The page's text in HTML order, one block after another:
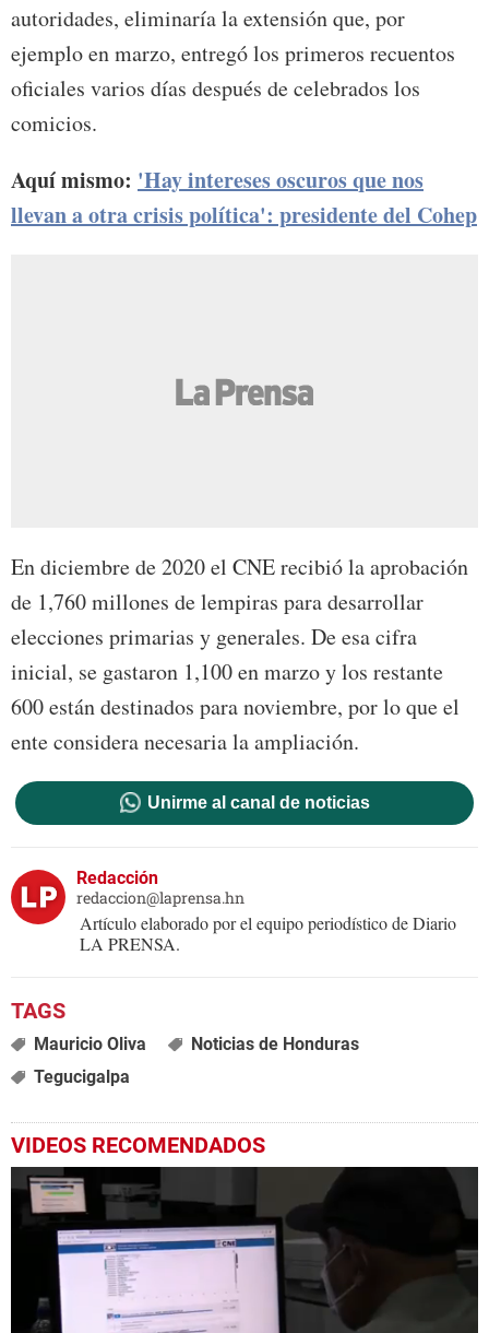
autoridades, eliminaría la extensión que, por
ejemplo en marzo, entregó los primeros recuentos
oficiales varios días después de celebrados los
comicios.
Aquí mismo: 'Hay intereses oscuros que nos
llevan a otra crisis política': presidente del Cohep
En diciembre de 2020 el CNE recibió la aprobación
de 1,760 millones de lempiras para desarrollar
elecciones primarias y generales. De esa cifra
inicial, se gastaron 1,100 en marzo y los restante
600 están destinados para noviembre, por lo que el
ente considera necesaria la ampliación.
Unirme al canal de noticias
Redacción
redaccion@laprensa.hn
Artículo elaborado por el equipo periodístico de Diario
LA PRENSA.
Mauricio Oliva
Noticias de Honduras
Tegucigalpa
VIDEOS RECOMENDADOS